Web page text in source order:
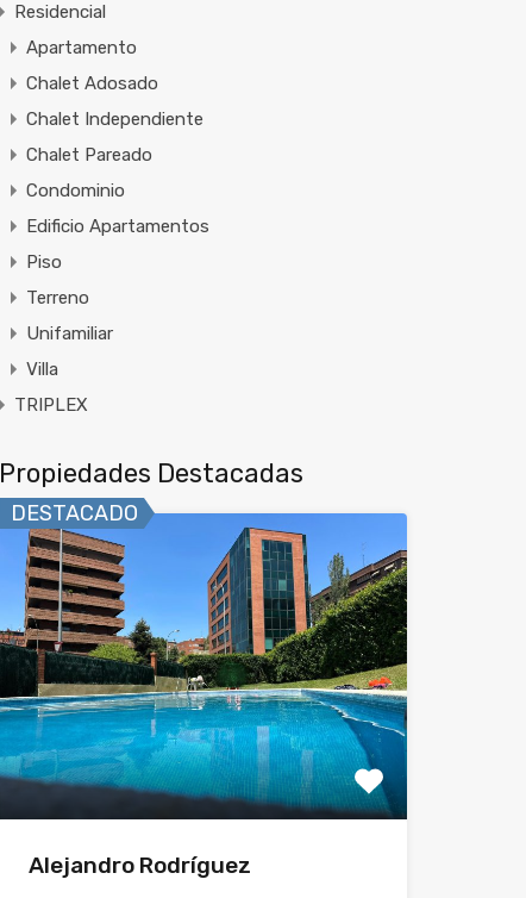
Residencial
Apartamento
Chalet Adosado
Chalet Independiente
Chalet Pareado
Condominio
Edificio Apartamentos
Piso
Terreno
Unifamiliar
Villa
TRIPLEX
Propiedades Destacadas
DESTACADO
Alejandro Rodríguez